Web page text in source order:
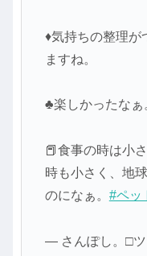
♦気持ちの整理が
ますね。
♣楽しかったなぁ
📕食事の時は小
時も小さく、地
のになぁ。 #ペッ
— さんぽし。□ツ